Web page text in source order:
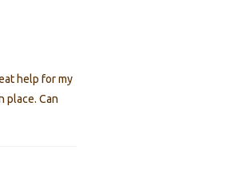
help for my
place. Can